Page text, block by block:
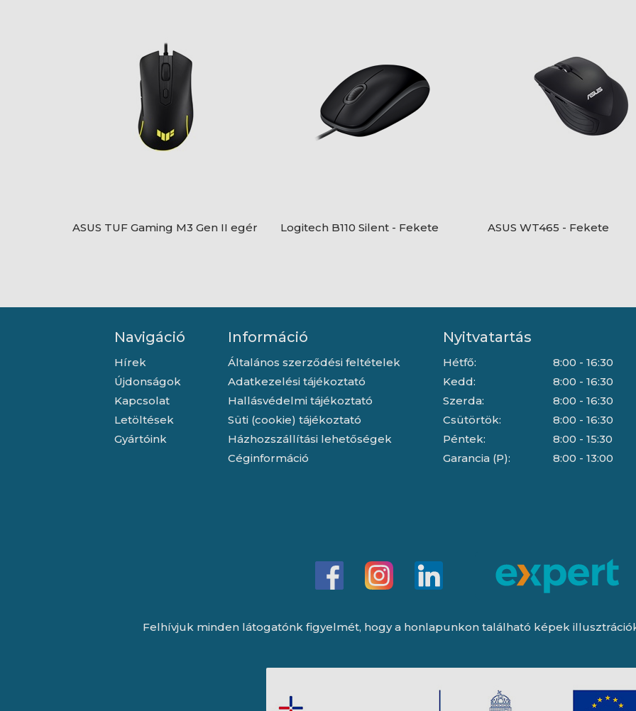
ASUS TUF Gaming M3 Gen II egér Logitech B110 Silent - Fekete ASUS WT465 - Fekete
Navigáció
Hírek
Újdonságok
Kapcsolat
Letöltések
Gyártóink
Információ
Általános szerződési feltételek
Adatkezelési tájékoztató
Hallásvédelmi tájékoztató
Süti (cookie) tájékoztató
Házhozszállítási lehetőségek
Céginformáció
Nyitvatartás
Hétfő:
Kedd:
Szerda:
Csütörtök:
Péntek:
Garancia (P):
8:00 - 16:30
8:00 - 16:30
8:00 - 16:30
8:00 - 16:30
8:00 - 15:30
8:00 - 13:00
Felhívjuk minden látogatónk figyelmét, hogy a honlapunkon található képek